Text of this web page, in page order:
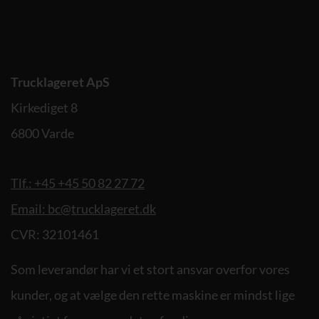
Trucklageret ApS
Kirkediget 8
6800 Varde
Tlf.: +45 +45 50 82 27 72
Email: bc@trucklageret.dk
CVR: 32101461
Som leverandør har vi et stort ansvar overfor vores
kunder, og at vælge den rette maskine er mindst lige